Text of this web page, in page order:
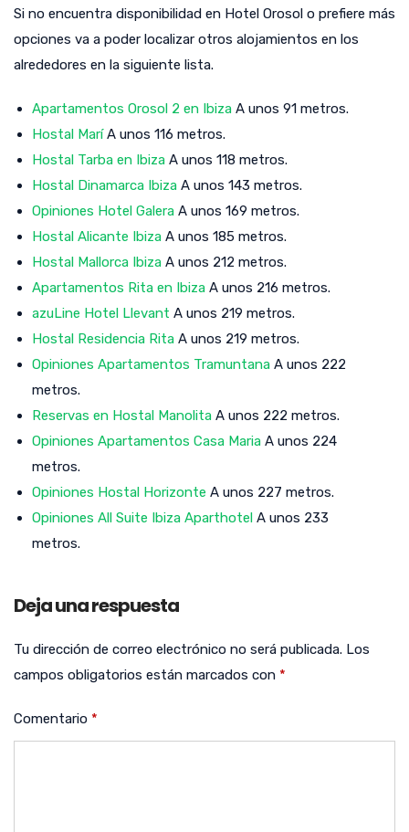
Si no encuentra disponibilidad en Hotel Orosol o prefiere más
opciones va a poder localizar otros alojamientos en los
alrededores en la siguiente lista.
Apartamentos Orosol 2 en Ibiza A unos 91 metros.
Hostal MaríA unos 116 metros.
Hostal Tarba en Ibiza A unos 118 metros.
Hostal Dinamarca Ibiza A unos 143 metros.
Opiniones Hotel Galera A unos 169 metros.
Hostal Alicante Ibiza A unos 185 metros.
Hostal Mallorca Ibiza A unos 212 metros.
Apartamentos Rita en Ibiza A unos 216 metros.
azuLine Hotel Llevant A unos 219 metros.
Hostal Residencia Rita A unos 219 metros.
Opiniones Apartamentos Tramuntana A unos 222
metros.
Reservas en Hostal Manolita A unos 222 metros.
Opiniones Apartamentos Casa Maria A unos 224
metros.
Opiniones Hostal Horizonte A unos 227 metros.
Opiniones All Suite Ibiza Aparthotel A unos 233
metros.
Deja una respuesta
Tu dirección de correo electrónico no será publicada. Los
campos obligatorios están marcados con *
Comentario *